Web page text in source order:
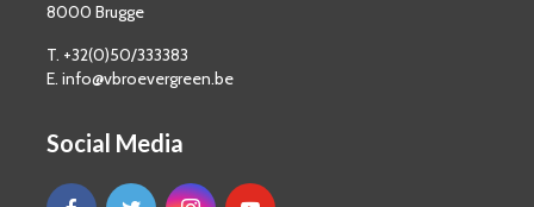
8000 Brugge
T. +32(0)50/333383
E. info@vbroevergreen.be
Social Media